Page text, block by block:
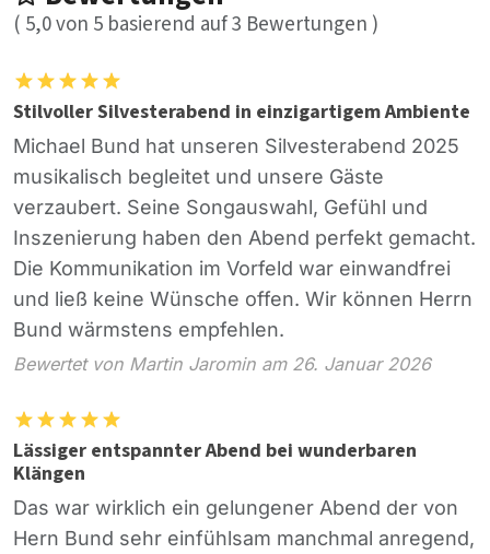
( 5,0von 5 basierend auf3 Bewertungen )
Stilvoller Silvesterabend in einzigartigem Ambiente
Michael Bund hat unseren Silvesterabend 2025
musikalisch begleitet und unsere Gäste
verzaubert. Seine Songauswahl, Gefühl und
Inszenierung haben den Abend perfekt gemacht.
Die Kommunikation im Vorfeld war einwandfrei
und ließ keine Wünsche offen. Wir können Herrn
Bund wärmstens empfehlen.
Bewertet von Martin Jaromin am 26. Januar 2026
Lässiger entspannter Abend bei wunderbaren
Klängen
Das war wirklich ein gelungener Abend der von
Hern Bund sehr einfühlsam manchmal anregend,